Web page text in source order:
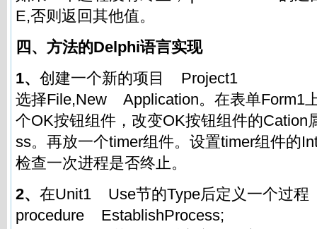
E,否则返回其他值。
四、方法的Delphi语言实现
1、 创建一个新的项目 Project1
选择File,New Application。在表单Form1
个OK按钮组件，改变OK按钮组件的
ss。再放一个timer组件。设置timer组件的
检查一次进程是否终止。
2、 在Unit1 Use节的Type后定义一个过程
procedure EstablishProcess;